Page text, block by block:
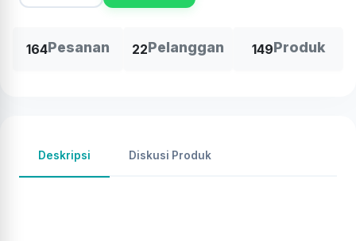
164Pesanan 22Pelanggan 149Produk
Deskripsi Diskusi Produk